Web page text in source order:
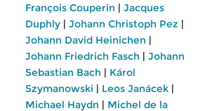
François Couperin | Jacques
Duphly | Johann Christoph Pez |
Johann David Heinichen |
Johann Friedrich Fasch | Johann
Sebastian Bach | Károl
Szymanowski | Leos Janácek |
Michael Haydn | Michel de la